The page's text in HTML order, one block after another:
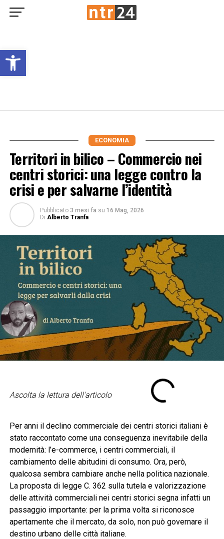
Open toolbar
ECONOMIA
Territori in bilico – Commercio nei
centri storici: una legge contro la
crisi e per salvarne l’identità
Pubblicato 3 mesi fa su 16 Mag, 2026
Di Alberto Tranfa
Ascolta la lettura dell'articolo
Per anni il declino commerciale dei centri storici italiani è
stato raccontato come una conseguenza inevitabile della
modernità: l’e-commerce, i centri commerciali, il
cambiamento delle abitudini di consumo. Ora, però,
qualcosa sembra cambiare anche nella politica nazionale.
La proposta di legge C. 362 sulla tutela e valorizzazione
delle attività commerciali nei centri storici segna infatti un
passaggio importante: per la prima volta si riconosce
apertamente che il mercato, da solo, non può governare il
destino urbano delle città italiane.